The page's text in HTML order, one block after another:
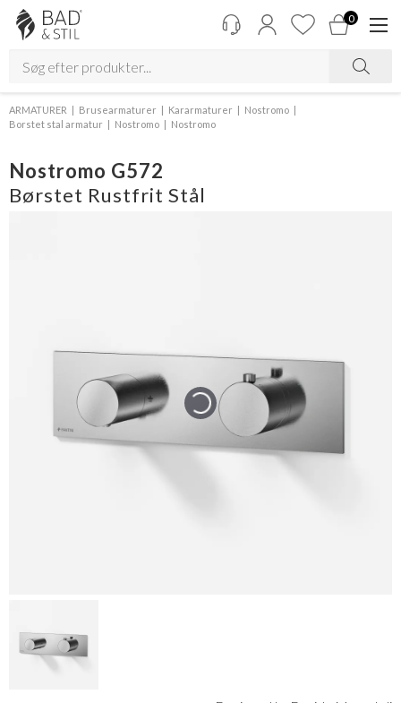
0
ARMATURER Brusearmaturer Kararmaturer
Nostromo
Borstet stal armatur
Nostromo Nostromo
Nostromo G572
Børstet Rustfrit Stål